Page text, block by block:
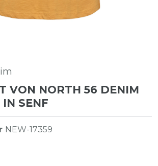
VON NORTH 56 DENIM
SENF
NEW-17359